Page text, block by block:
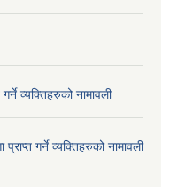
व्यक्तिहरुको नामावली
गर्ने व्यक्तिहरुको नामावली